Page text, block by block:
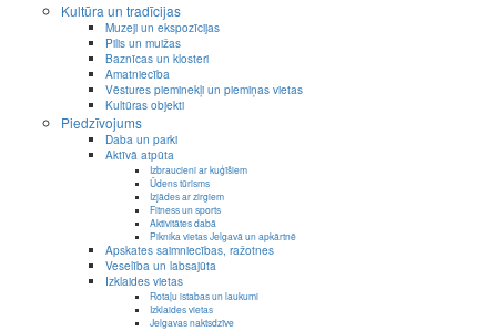
Kultūra un tradīcijas
Muzeji un ekspozīcijas
Pilis un muižas
Baznīcas un klosteri
Amatniecība
Vēstures pieminekļi un piemiņas vietas
Kultūras objekti
Piedzīvojums
Daba un parki
Aktīvā atpūta
Izbraucieni ar kuģīšiem
Ūdens tūrisms
Izjādes ar zirgiem
Fitness un sports
Aktivitātes dabā
Piknika vietas Jelgavā un apkārtnē
Apskates saimniecības, ražotnes
Veselība un labsajūta
Izklaides vietas
Rotaļu istabas un laukumi
Izklaides vietas
Jelgavas naktsdzīve